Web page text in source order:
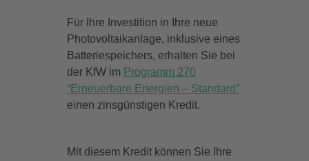
Für Ihre Investition in Ihre neue
Photovoltaikanlage, inklusive eines
Batteriespeichers, erhalten Sie bei
der KfW im Programm 270
“Erneuerbare Energien – Standard”
einen zinsgünstigen Kredit.
Mit diesem Kredit können Sie Ihre